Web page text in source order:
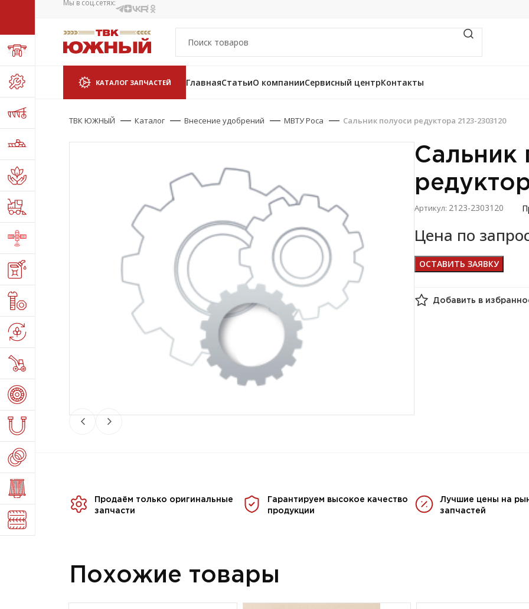
Мы в соц.сетях:
КАТАЛОГ ЗАПЧАСТЕЙ ГлавнаяСтатьиО компанииСервисный центрКонтакты
ТВК ЮЖНЫЙ Каталог Внесение удобрений МВТУ Роса Сальник полуоси редуктора 2123-2303120
Сальник
Артикул: 2123-2303120
Цена по
ОСТАВИТЬ ЗАЯВКУ
Добавить в
Продаём только оригинальные
запчасти
Гарантируем высокое качество
продукции
Лучшие цены на
запчастей
Похожие товары